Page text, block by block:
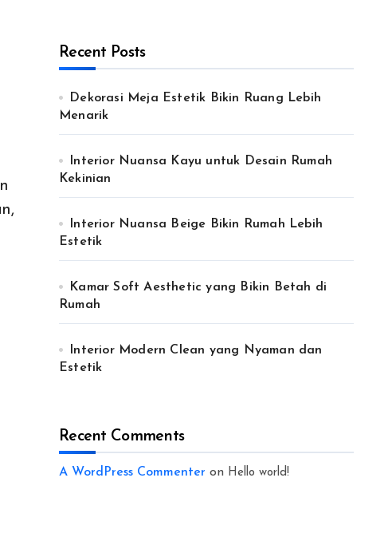
Recent Posts
Dekorasi Meja Estetik Bikin Ruang Lebih
Menarik
Interior Nuansa Kayu untuk Desain Rumah
Kekinian
Interior Nuansa Beige Bikin Rumah Lebih
Estetik
Kamar Soft Aesthetic yang Bikin Betah di
Rumah
Interior Modern Clean yang Nyaman dan
Estetik
Recent Comments
A WordPress Commenter on Hello world!